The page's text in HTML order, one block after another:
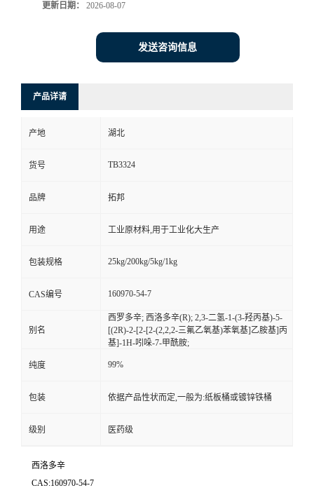
更新日期： 2026-08-07
发送咨询信息
产品详请
产地 湖北
货号 TB3324
品牌 拓邦
用途 工业原材料,用于工业化大生产
包装规格 25kg/200kg/5kg/1kg
CAS编号 160970-54-7
别名
西罗多辛; 西洛多辛(R); 2,3-二氢-1-(3-羟丙基)-5-
[(2R)-2-[2-[2-(2,2,2-三氟乙氧基)苯氧基]乙胺基]丙
基]-1H-吲哚-7-甲酰胺;
纯度 99%
包装 依据产品性状而定,一般为:纸板桶或镀锌铁桶
级别 医药级
西洛多辛
CAS:160970-54-7